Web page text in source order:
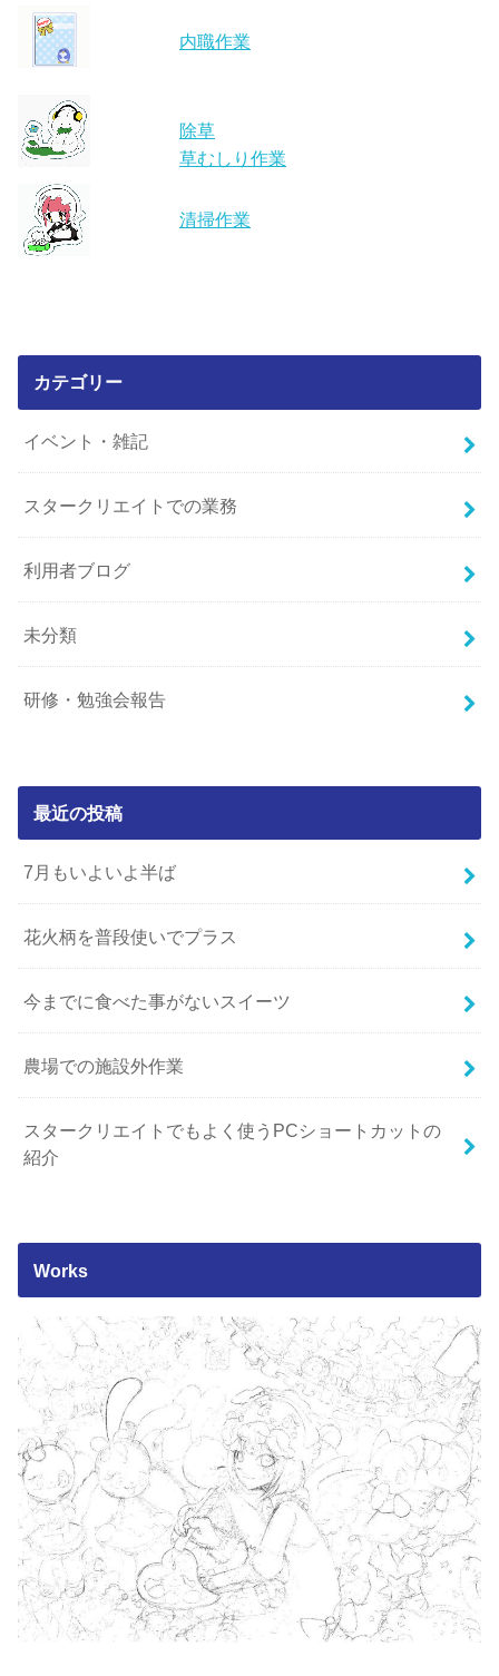
内職作業
除草
草むしり作業
清掃作業
カテゴリー
イベント・雑記
スタークリエイトでの業務
利用者ブログ
未分類
研修・勉強会報告
最近の投稿
7月もいよいよ半ば
花火柄を普段使いでプラス
今までに食べた事がないスイーツ
農場での施設外作業
スタークリエイトでもよく使うPCショートカットの
紹介
Works